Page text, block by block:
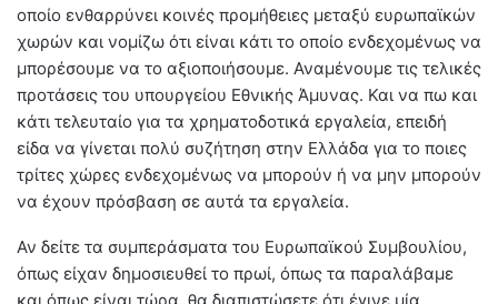
οποίο ενθαρρύνει κοινές προμήθειες μεταξύ ευρωπαϊκών
χωρών και νομίζω ότι είναι κάτι το οποίο ενδεχομένως να
μπορέσουμε να το αξιοποιήσουμε. Αναμένουμε τις τελικές
προτάσεις του υπουργείου Εθνικής Άμυνας. Και να πω και
κάτι τελευταίο για τα χρηματοδοτικά εργαλεία, επειδή
είδα να γίνεται πολύ συζήτηση στην Ελλάδα για το ποιες
τρίτες χώρες ενδεχομένως να μπορούν ή να μην μπορούν
να έχουν πρόσβαση σε αυτά τα εργαλεία.
Αν δείτε τα συμπεράσματα του Ευρωπαϊκού Συμβουλίου,
όπως είχαν δημοσιευθεί το πρωί, όπως τα παραλάβαμε